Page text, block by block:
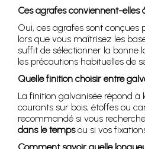
Ces agrafes conviennent-
Oui, ces agrafes sont conçues
lors que vous maîtrisez les
suffit de sélectionner la bonne
les précautions habituelles de
Quelle finition choisir entre
La finition galvanisée répond
courants sur bois, étoffes ou
recommandé si vous
dans le tempsou si vos